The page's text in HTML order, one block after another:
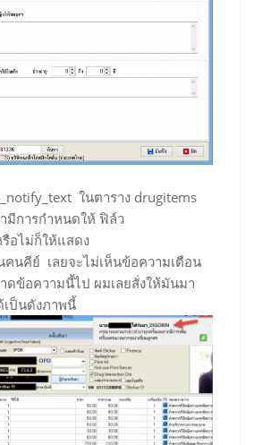
ในตาราง drugitems
มีการกำหนดให้ ฟิล์ว
รือไม่ก็ให้แสดง
คนคีย์ เลยจะไม่เห็นข้อความเตือน
ดข้อความนี้ไป ผมเลยสั่งให้มันมา
เป็นดังภาพนี้